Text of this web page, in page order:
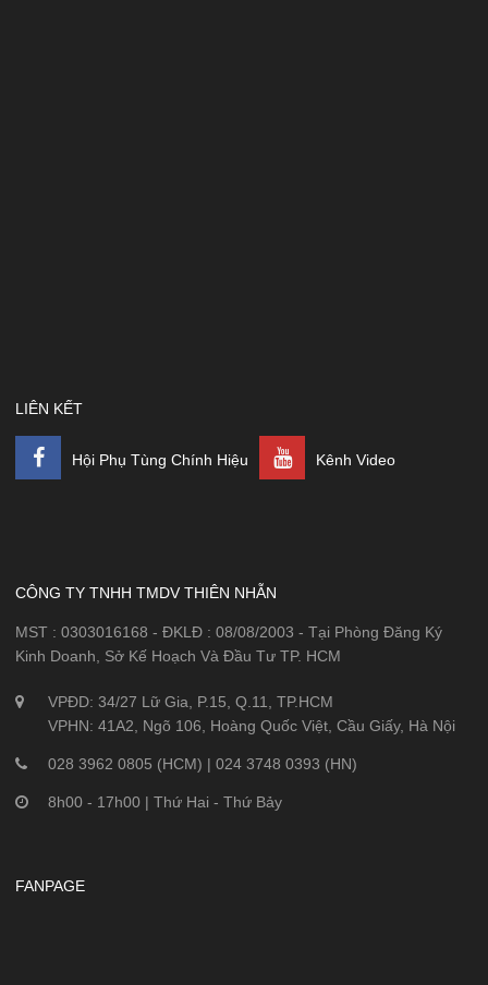
LIÊN KẾT
Hội Phụ Tùng Chính Hiệu Kênh Video
CÔNG TY TNHH TMDV THIÊN NHẪN
MST : 0303016168 - ĐKLĐ : 08/08/2003 - Tại Phòng Đăng Ký
Kinh Doanh, Sở Kế Hoạch Và Đầu Tư TP. HCM
VPĐD: 34/27 Lữ Gia, P.15, Q.11, TP.HCM
VPHN: 41A2, Ngõ 106, Hoàng Quốc Việt, Cầu Giấy, Hà Nội
028 3962 0805 (HCM) | 024 3748 0393 (HN)
8h00 - 17h00 | Thứ Hai - Thứ Bảy
FANPAGE